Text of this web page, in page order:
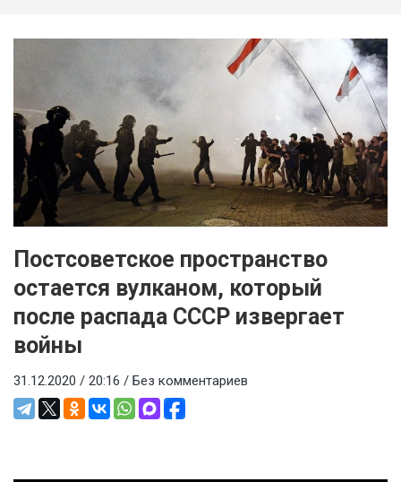
Постсоветское пространство
остается вулканом, который
после распада СССР извергает
войны
31.12.2020 / 20:16 / Без комментариев